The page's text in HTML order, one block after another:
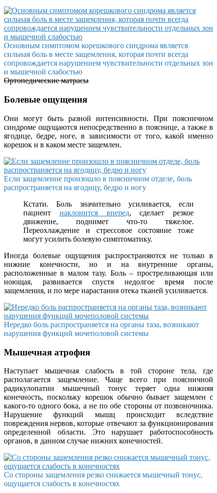
Основным симптомом корешкового синдрома является
сильная боль в месте защемления, которая почти всегда
сопровождается нарушением чувствительности отдельных зон
и мышечной слабостью
Ортопедические матрасы
Болевые ощущения
Они могут быть разной интенсивности. При поясничном
синдроме ощущаются непосредственно в пояснице, а также в
ягодице, бедре, ноге, в зависимости от того, какой именно
корешок и в каком месте защемлен.
Если защемление произошло в поясничном отделе, боль
распространяется на ягодицу, бедро и ногу
Кстати. Боль значительно усиливается, если
пациент наклонится вперед, сделает резкое
движение, поднимет что-то тяжелое.
Переохлаждение и стрессовое состояние тоже
могут усилить болевую симптоматику.
Иногда болевые ощущения распространяются не только в
нижние конечности, но и на внутренние органы,
расположенные в малом тазу. Боль – простреливающая или
ноющая, развивается спустя недолгое время после
защемления, и по мере нарастания отека тканей усиливается.
Нередко боль распространяется на органы таза, возникают
нарушения функций мочеполовой системы
Мышечная атрофия
Наступает мышечная слабость в той стороне тела, где
располагается защемление. Чаще всего при поясничной
радикулопатии мышечный тонус теряет одна нижняя
конечность, поскольку корешок обычно бывает защемлен с
какого-то одного бока, а не по обе стороны от позвоночника.
Нарушение функций мышц происходит вследствие
повреждения нервов, которые отвечают за функционирования
определенной области. Это нарушает работоспособность
органов, в данном случае нижних конечностей.
Со стороны защемления резко снижается мышечный тонус,
ощущается слабость в конечностях